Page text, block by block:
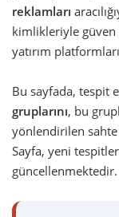
reklamları
kimlikleriyle
yatırım
Bu sayfada, tespit
gruplarını, bu
yönlendirilen
Sayfa, yeni
güncellenmektedir.